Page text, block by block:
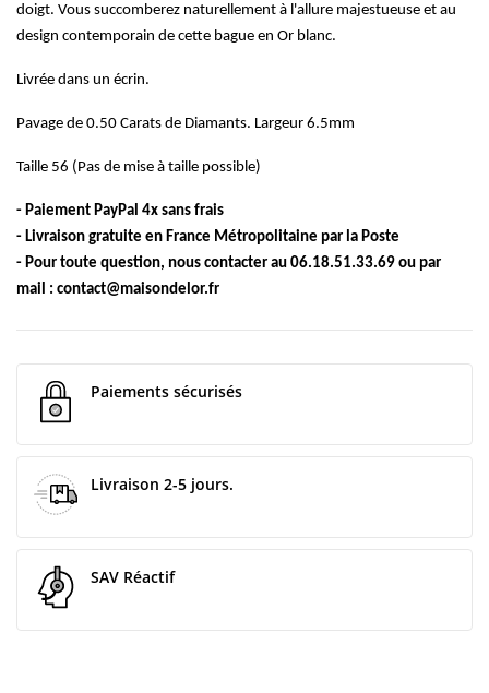
doigt. Vous succomberez naturellement à l'allure majestueuse et au
design contemporain de cette bague en Or blanc.
Livrée dans un écrin.
Pavage de 0.50 Carats de Diamants. Largeur 6.5mm
Taille 56 (Pas de mise à taille possible)
- Paiement PayPal 4x sans frais
- Livraison gratuite en France Métropolitaine par la Poste
- Pour toute question, nous contacter au 06.18.51.33.69 ou par
mail : contact@maisondelor.fr
Paiements sécurisés
Livraison 2-5 jours.
SAV Réactif